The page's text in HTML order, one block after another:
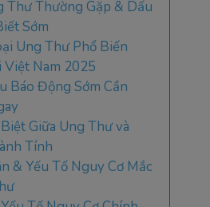
Thư Thường Gặp & Dấu
Sớm
Ung Thư Phổ Biến
Việt Nam 2025
Báo Động Sớm Cần
Giữa Ung Thư và
Tính
& Yếu Tố Nguy Cơ Mắc